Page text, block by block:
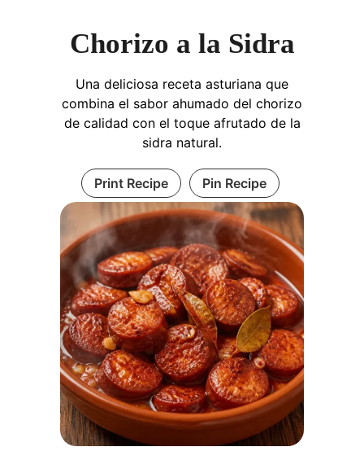
Chorizo a la Sidra
Una deliciosa receta asturiana que
combina el sabor ahumado del chorizo
de calidad con el toque afrutado de la
sidra natural.
Print Recipe Pin Recipe